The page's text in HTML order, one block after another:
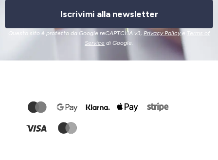
Iscrivimi alla newsletter
Questo sito è protetto da Google reCAPTCHA v3, Privacy Policye Terms of
Service di Google.